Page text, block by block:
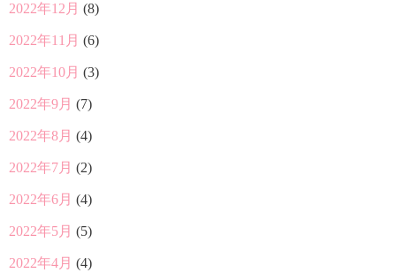
2022年12月 (8)
2022年11月 (6)
2022年10月 (3)
2022年9月 (7)
2022年8月 (4)
2022年7月 (2)
2022年6月 (4)
2022年5月 (5)
2022年4月 (4)